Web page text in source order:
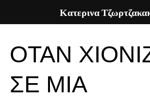
content
ΟΤΑΝ
ΣΕ ΜΙΑ
Κατερινα